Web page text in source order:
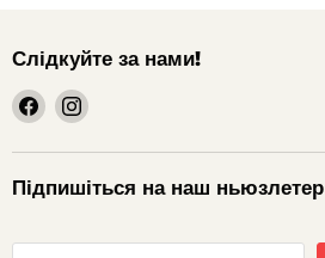
Слідкуйте за нами!
шукайте
нас
на
Facebook
шукайте
на
Instagram
Підпишіться на наш ньюзлетер